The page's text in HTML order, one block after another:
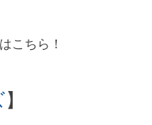
こちら！
】